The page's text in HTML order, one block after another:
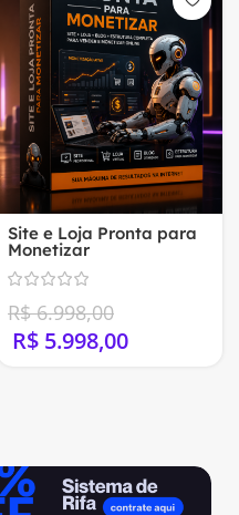
Site e Loja Pronta para
Monetizar
R$6.998,00
R$ 5.998,00